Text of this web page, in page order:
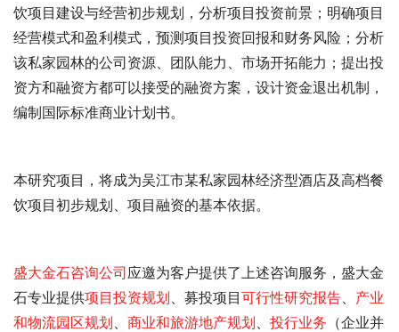
饮项目建设与经营初步规划，分析项目投资前景；明确项目
经营模式和盈利模式，预测项目投资回报和财务风险；分析
该私家园林的公司资源、团队能力、市场开拓能力；提出投
资方和融资方都可以接受的融资方案，设计资金退出机制，
编制国际标准商业计划书。
本研究项目，将成为吴江市某私家园林经济型酒店及高档餐
饮项目初步规划、项目融资的基本依据。
盛大金石咨询公司应邀为客户提供了上述咨询服务，盛大金
石专业提供项目投资规划、募投项目可行性研究报告、 产业
和物流园区规划、 商业和旅游地产规划、 投行业务 （企业并